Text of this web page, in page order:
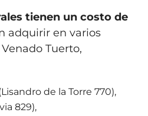
tienen un costo de
adquirir en varios
Tuerto,
de la Torre 770),
829),